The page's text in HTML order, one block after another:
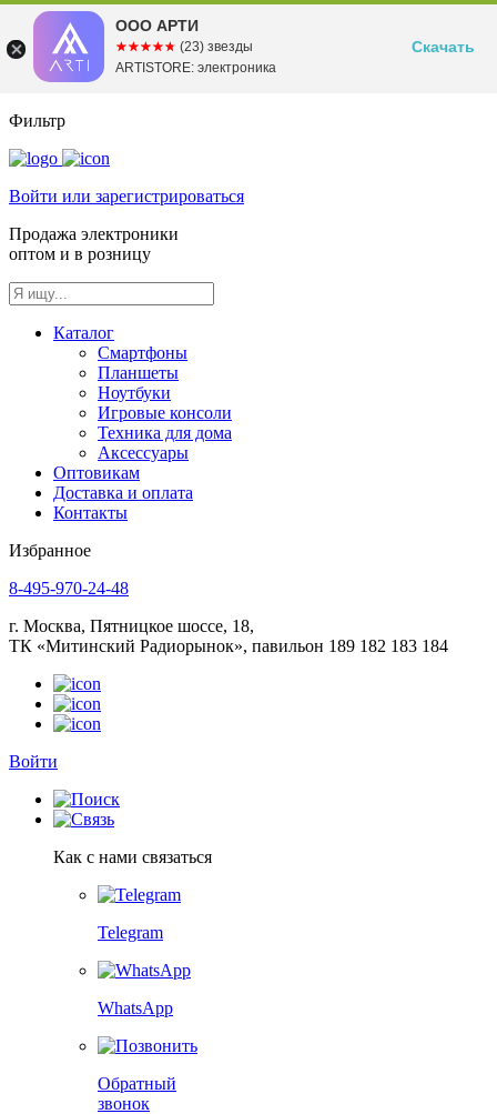
Фильтр
Войти или зарегистрироваться
Продажа электроники
оптом и в розницу
Каталог
Смартфоны
Планшеты
Ноутбуки
Игровые консоли
Техника для дома
Аксессуары
Оптовикам
Доставка и оплата
Контакты
Избранное
8-495-970-24-48
г. Москва, Пятницкое шоссе, 18,
ТК «Митинский Радиорынок», павильон 189 182 183 184
Войти
Как с нами связаться
Telegram
WhatsApp
Обратный
звонок
ООО АРТИ
☆☆☆☆☆
★★★★★ (23) звезды
ARTISTORE: электроника
Скачать